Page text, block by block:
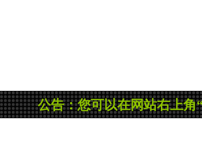
公告：您可以在网站右上角“县志